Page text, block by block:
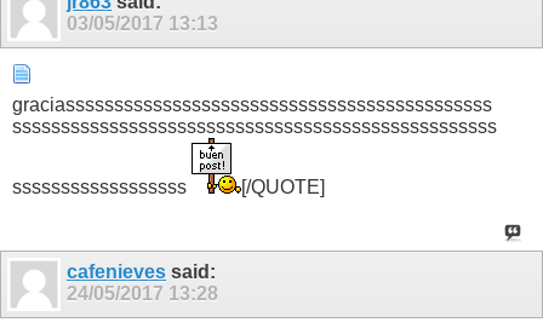
03/05/2017 13:13
graciassssssssssssssssssssssssssssssssssssssssssss
ssssssssssssssssssssssssssssssssssssssssssssssssss
ssssssssssssssssss [/QUOTE]
cafenieves said:
24/05/2017 13:28